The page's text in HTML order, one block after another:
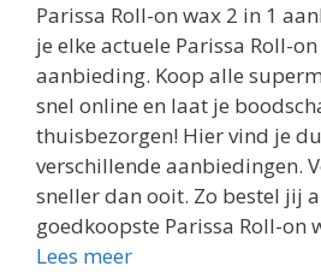
Parissa Roll-on wax 2 in 1
je elke actuele Parissa Roll-
aanbieding. Koop alle
snel online en laat je
thuisbezorgen! Hier vind je
verschillende aanbiedingen.
sneller dan ooit. Zo bestel jij
goedkoopste Parissa Roll-on
Lees meer